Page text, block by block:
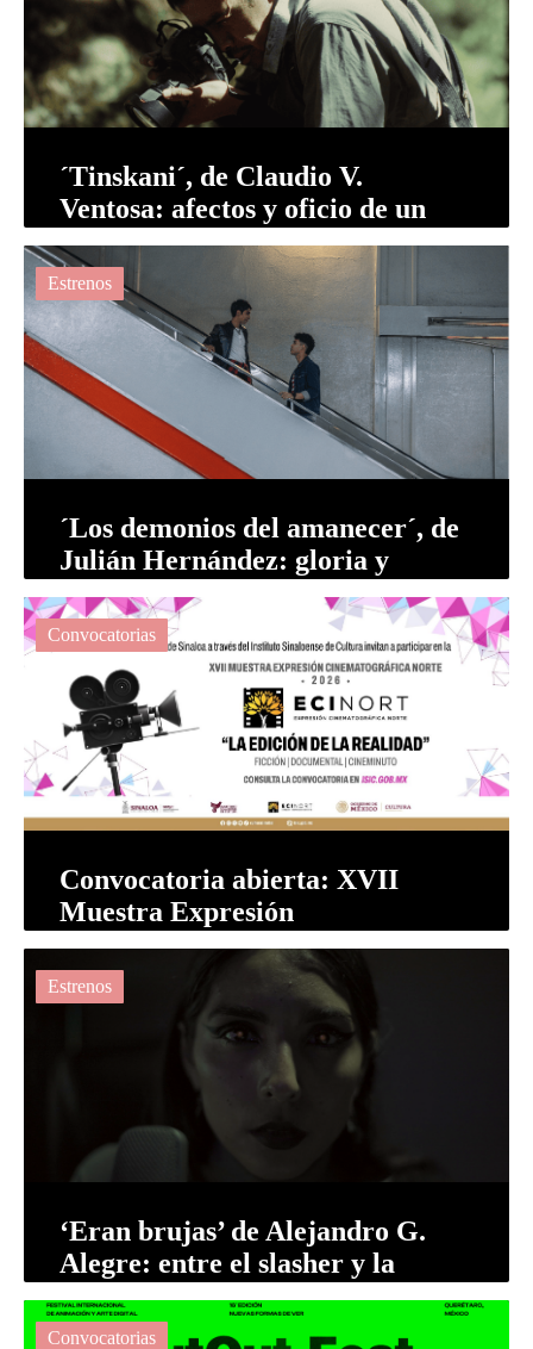
´Tinskani´, de Claudio V.
Ventosa: afectos y oficio de un
fotoperiodista
Estrenos
´Los demonios del amanecer´, de
Julián Hernández: gloria y
decadencia del amor homosexual
Convocatorias
Convocatoria abierta: XVII
Muestra Expresión
Cinematográfica Norte
(ECINORT) 2026
Estrenos
‘Eran brujas’ de Alejandro G.
Alegre: entre el slasher y la
brujería
Convocatorias